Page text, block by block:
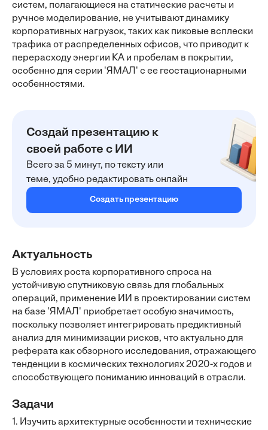
систем, полагающиеся на статические расчеты и
ручное моделирование, не учитывают динамику
корпоративных нагрузок, таких как пиковые всплески
трафика от распределенных офисов, что приводит к
перерасходу энергии КА и пробелам в покрытии,
особенно для серии 'ЯМАЛ' с ее геостационарными
особенностями.
Создай презентацию к
своей работе с ИИ
Всего за 5 минут, по тексту или
теме, удобно редактировать онлайн
Создать презентацию
Актуальность
В условиях роста корпоративного спроса на
устойчивую спутниковую связь для глобальных
операций, применение ИИ в проектировании систем
на базе 'ЯМАЛ' приобретает особую значимость,
поскольку позволяет интегрировать предиктивный
анализ для минимизации рисков, что актуально для
реферата как обзорного исследования, отражающего
тенденции в космических технологиях 2020-х годов и
способствующего пониманию инноваций в отрасли.
Задачи
1. Изучить архитектурные особенности и технические